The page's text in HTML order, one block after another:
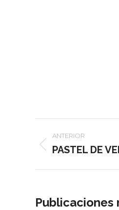
entre
ANTERIOR
Publicación
PASTEL DE
Publicaciones